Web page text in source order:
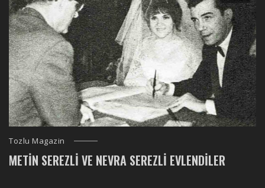
Tozlu Magazin
METIN SEREZLI VE NEVRA SEREZLI EVLENDILER